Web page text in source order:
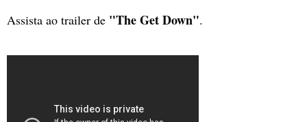
Assista ao trailer de "The Get Down".